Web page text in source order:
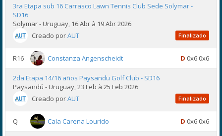
3ra Etapa sub 16 Carrasco Lawn Tennis Club Sede Solymar -
SD16
Solymar - Uruguay, 16 Abr à 19 Abr 2026
Creado porAUT Finalizado
R16 Constanza Angenscheidt D 0x6 0x6
2da Etapa 14/16 años Paysandu Golf Club - SD16
Paysandú - Uruguay, 23 Feb à 25 Feb 2026
Creado porAUT Finalizado
Q Cala Carena Lourido D 0x6 0x6